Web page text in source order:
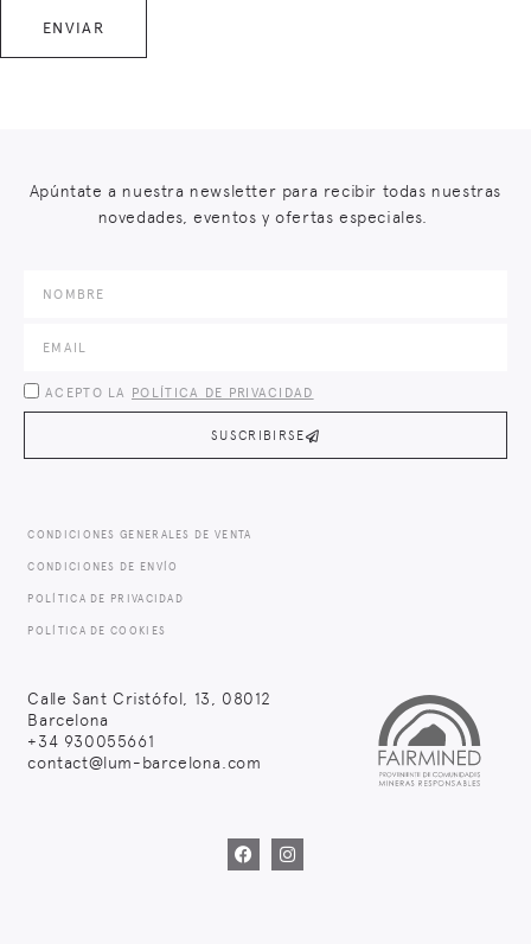
Apúntate a nuestra newsletter para recibir todas nuestras
novedades, eventos y ofertas especiales.
ACEPTO LA POLÍTICA DE PRIVACIDAD
SUSCRIBIRSE
CONDICIONES GENERALES DE VENTA
CONDICIONES DE ENVÍO
POLÍTICA DE PRIVACIDAD
POLÍTICA DE COOKIES
Calle Sant Cristófol, 13, 08012
Barcelona
+34 930055661
contact@lum-barcelona.com